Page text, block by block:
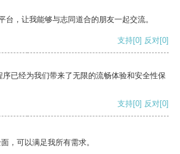
台，让我能够与志同道合的朋友一起交流。
支持[0] 反对[0]
已经为我们带来了无限的流畅体验和安全性保
支持[0] 反对[0]
，可以满足我所有需求。